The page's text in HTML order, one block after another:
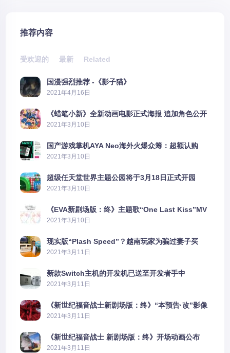
推荐内容
受欢迎的 最新 Related
国漫强烈推荐 -《影子猫》
2021年4月16日
《蜡笔小新》全新动画电影正式海报 追加角色公开
2021年3月10日
国产游戏掌机AYA Neo海外火爆众筹：超额认购
2606%
2021年3月10日
超级任天堂世界主题公园将于3月18日正式开园
2021年3月10日
《EVA新剧场版：终》主题歌“One Last Kiss”MV
公布
2021年3月10日
现实版“Plash Speed”？越南玩家为骗过妻子买
PS5上演好戏
2021年3月11日
新款Switch主机的开发机已送至开发者手中
2021年3月11日
《新世纪福音战士新剧场版：终》“本预告·改”影像
公开
2021年3月11日
《新世纪福音战士 新剧场版：终》开场动画公布
2021年3月11日